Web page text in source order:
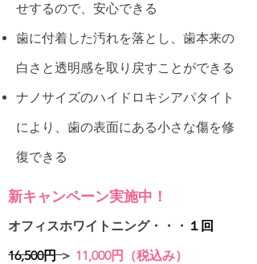
せするので、安心できる
歯に付着した汚れを落とし、歯本来の
白さと透明感を取り戻すことができる
ナノサイズのハイドロキシアパタイト
により、歯の表面にある小さな傷を修
復できる
新キャンペーン実施中！
オフィスホワイトニング・・・ １回
16,500円＞ 11,000円（税込み）